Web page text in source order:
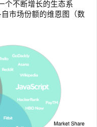
个不断增长的生态系
市场份额的维恩图（数